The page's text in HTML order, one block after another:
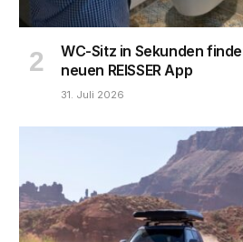
WC-Sitz in Sekunden
neuen REISSER App
31. Juli 2026